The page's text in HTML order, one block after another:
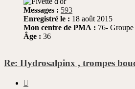
Messages : 593
Enregistré le : 18 août 2015
Mon centre de PMA : 76-
Âge : 36
Re: Hydrosalpinx , trompes